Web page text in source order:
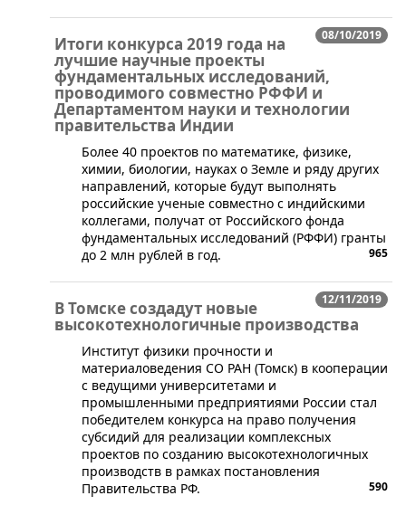
08/10/2019
Итоги конкурса 2019 года на
лучшие научные проекты
фундаментальных исследований,
проводимого совместно РФФИ и
Департаментом науки и технологии
правительства Индии
​Более 40 проектов по математике, физике,
химии, биологии, науках о Земле и ряду других
направлений, которые будут выполнять
российские ученые совместно с индийскими
коллегами, получат от Российского фонда
фундаментальных исследований (РФФИ) гранты
до 2 млн рублей в год.
965
12/11/2019
В Томске создадут новые
высокотехнологичные производства
​Институт физики прочности и
материаловедения СО РАН (Томск) в кооперации
с ведущими университетами и
промышленными предприятиями России стал
победителем конкурса на право получения
субсидий для реализации комплексных
проектов по созданию высокотехнологичных
производств в рамках постановления
Правительства РФ.
590